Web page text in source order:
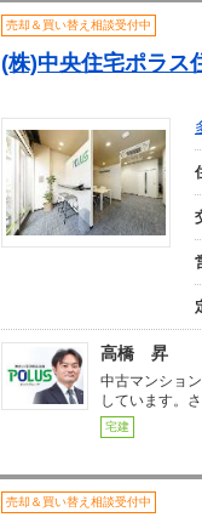
売却＆買い替え相談受付中
(株)中央住宅ポラス
高橋 昇
中古マンショ
しています。
宅建
売却＆買い替え相談受付中